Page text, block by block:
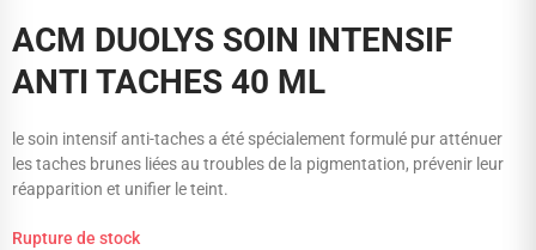
ACM DUOLYS SOIN INTENSIF
ANTI TACHES 40 ML
le soin intensif anti-taches a été spécialement formulé pur atténuer
les taches brunes liées au troubles de la pigmentation, prévenir leur
réapparition et unifier le teint.
Rupture de stock